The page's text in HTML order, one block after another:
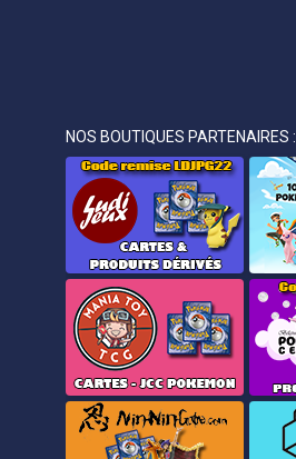
NOS BOUTIQUES PARTENAIRES :